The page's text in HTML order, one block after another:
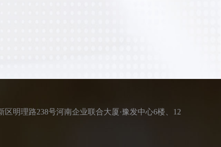
明理路238号河南企业联合大厦·豫发中心6楼、12